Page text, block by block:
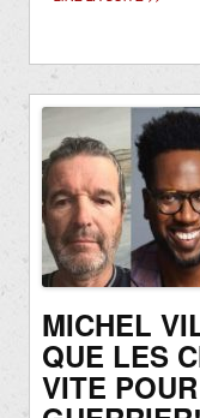
MICHEL
QUE LES
VITE